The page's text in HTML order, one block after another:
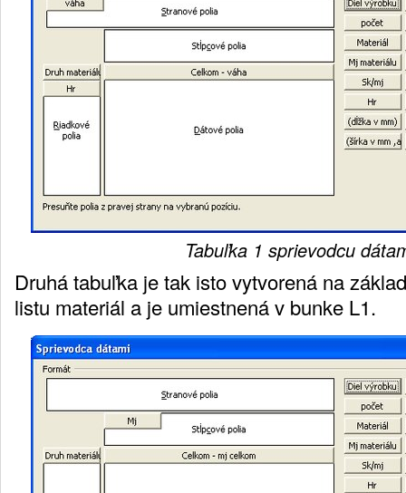
Tabuľka 1 sprievodcu
Druhá tabuľka je tak isto vytvorená na
listu materiál a je umiestnená v bunke L1.